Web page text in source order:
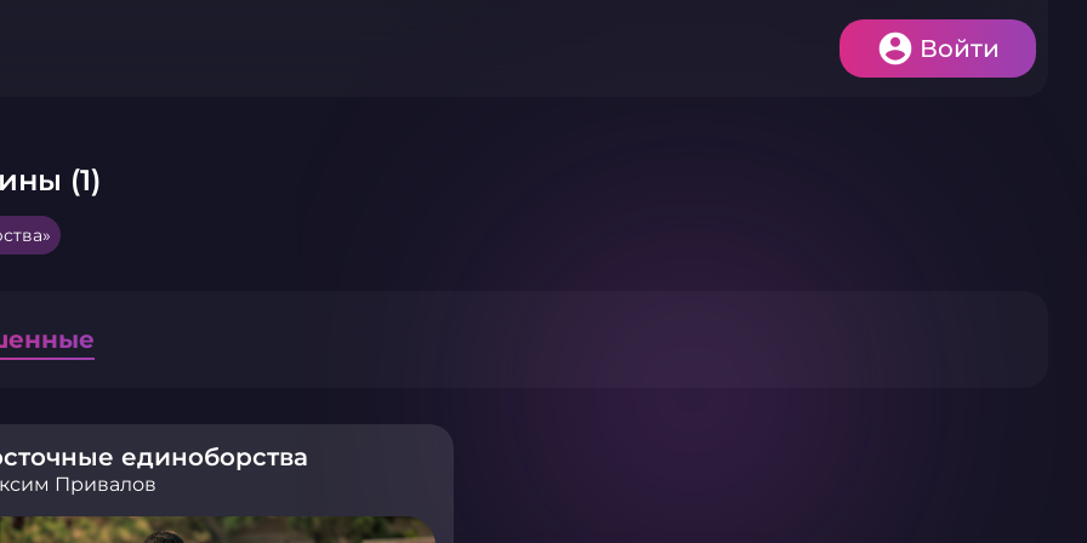
Войти
(1)
единоборства
Привалов